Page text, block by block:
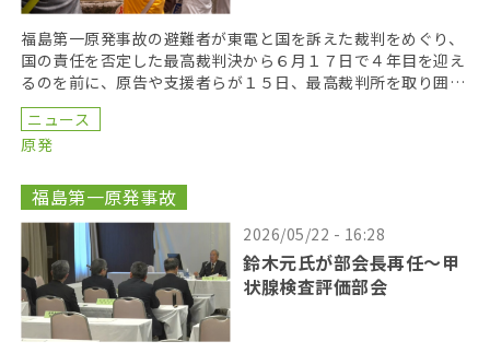
福島第一原発事故の避難者が東電と国を訴えた裁判をめぐり、
国の責任を否定した最高裁判決から６月１７日で４年目を迎え
るのを前に、原告や支援者らが１５日、最高裁判所を取り囲む
「人間の鎖」を行い、司法の独立を訴えた。 呼びかけた […]
ニュース
原発
福島第一原発事故
2026/05/22 - 16:28
鈴木元氏が部会長再任〜甲
状腺検査評価部会